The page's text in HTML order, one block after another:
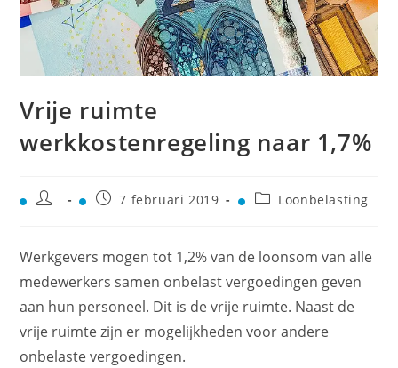
Vrije ruimte
werkkostenregeling naar 1,7%
7 februari 2019 Loonbelasting
Werkgevers mogen tot 1,2% van de loonsom van alle
medewerkers samen onbelast vergoedingen geven
aan hun personeel. Dit is de vrije ruimte. Naast de
vrije ruimte zijn er mogelijkheden voor andere
onbelaste vergoedingen.